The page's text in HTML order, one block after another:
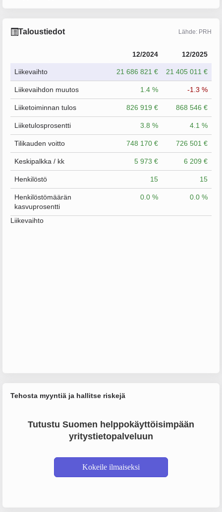
Taloustiedot Lähde: PRH
12/2024 12/2025
Liikevaihto 21 686 821 € 21 405 011 €
Liikevaihdon muutos 1.4 % -1.3 %
Liiketoiminnan tulos 826 919 € 868 546 €
Liiketulosprosentti 3.8 % 4.1 %
Tilikauden voitto 748 170 € 726 501 €
Keskipalkka / kk 5 973 € 6 209 €
Henkilöstö 15 15
Henkilöstömäärän
kasvuprosentti
0.0 % 0.0 %
Liikevaihto
Tehosta myyntiä ja hallitse riskejä
Tutustu Suomen helppokäyttöisimpään
yritystietopalveluun
Kokeile ilmaiseksi